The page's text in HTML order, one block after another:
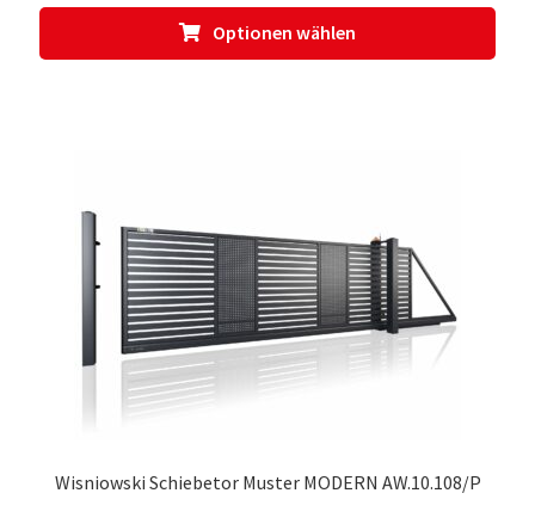
Optionen wählen
Wisniowski Schiebetor Muster MODERN AW.10.108/P